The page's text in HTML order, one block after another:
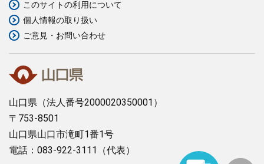
山口県 （法人番号2000020350001）
〒753-8501
山口県山口市滝町1番1号
電話：083-922-3111（代表）
このサイトの利用について
個人情報の取り扱い
ご意見・お問い合わせ